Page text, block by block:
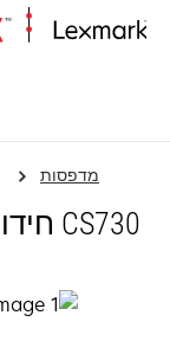
מדפסות
CS730 חידוש חלקים בלבד למשך שנה